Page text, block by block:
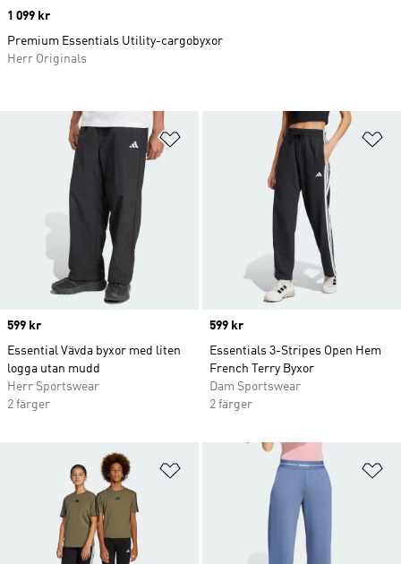
Lägg till på önskelistan
Price
599 kr
Essential Vävda byxor med liten
logga utan mudd
Herr Sportswear
2 färger
Price
599 kr
Essentials 3-Stripes Open Hem
French Terry Byxor
Dam Sportswear
2 färger
Lägg till på önskelistan
Price
1 099 kr
Premium Essentials Utility-cargobyxor
Herr Originals